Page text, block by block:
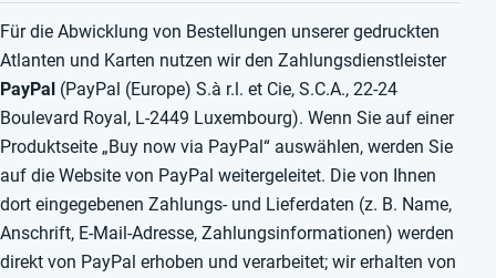
Für die Abwicklung von Bestellungen unserer gedruckten
Atlanten und Karten nutzen wir den Zahlungsdienstleister
PayPal (PayPal (Europe) S.à r.l. et Cie, S.C.A., 22-24
Boulevard Royal, L-2449 Luxembourg). Wenn Sie auf einer
Produktseite „Buy now via PayPal“ auswählen, werden Sie
auf die Website von PayPal weitergeleitet. Die von Ihnen
dort eingegebenen Zahlungs- und Lieferdaten (z. B. Name,
Anschrift, E-Mail-Adresse, Zahlungsinformationen) werden
direkt von PayPal erhoben und verarbeitet; wir erhalten von